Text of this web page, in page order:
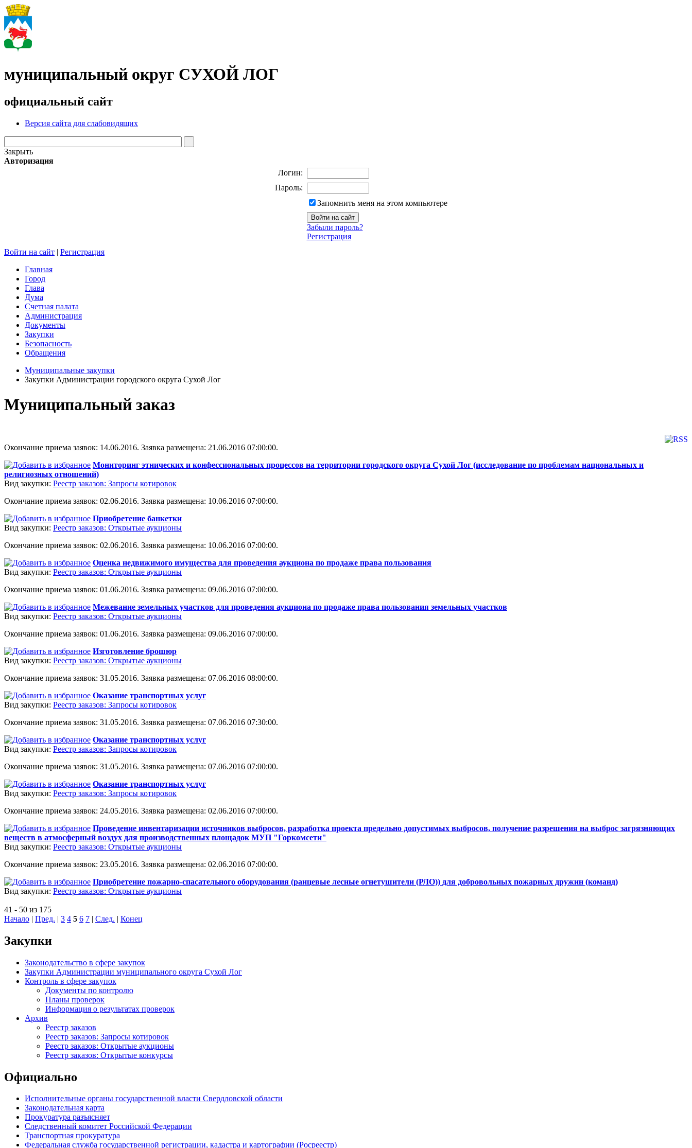
муниципальный округ СУХОЙ ЛОГ
официальный сайт
Версия сайта для слабовидящих
Закрыть
Авторизация
Логин:
Пароль:
Запомнить меня на этом компьютере
Забыли пароль?
Регистрация
Войти на сайт | Регистрация
Главная
Город
Глава
Дума
Счетная палата
Администрация
Документы
Закупки
Безопасность
Обращения
Муниципальные закупки
Закупки Администрации городского округа Сухой Лог
Муниципальный заказ
Окончание приема заявок: 14.06.2016. Заявка размещена: 21.06.2016 07:00:00.
Мониторинг этнических и конфессиональных процессов на территории городского округа Сухой Лог (исследование по проблемам национальных и
религиозных отношений)
Вид закупки: Реестр заказов: Запросы котировок
Окончание приема заявок: 02.06.2016. Заявка размещена: 10.06.2016 07:00:00.
Приобретение банкетки
Вид закупки: Реестр заказов: Открытые аукционы
Окончание приема заявок: 02.06.2016. Заявка размещена: 10.06.2016 07:00:00.
Оценка недвижимого имущества для проведения аукциона по продаже права пользования
Вид закупки: Реестр заказов: Открытые аукционы
Окончание приема заявок: 01.06.2016. Заявка размещена: 09.06.2016 07:00:00.
Межевание земельных участков для проведения аукциона по продаже права пользования земельных участков
Вид закупки: Реестр заказов: Открытые аукционы
Окончание приема заявок: 01.06.2016. Заявка размещена: 09.06.2016 07:00:00.
Изготовление брошюр
Вид закупки: Реестр заказов: Открытые аукционы
Окончание приема заявок: 31.05.2016. Заявка размещена: 07.06.2016 08:00:00.
Оказание транспортных услуг
Вид закупки: Реестр заказов: Запросы котировок
Окончание приема заявок: 31.05.2016. Заявка размещена: 07.06.2016 07:30:00.
Оказание транспортных услуг
Вид закупки: Реестр заказов: Запросы котировок
Окончание приема заявок: 31.05.2016. Заявка размещена: 07.06.2016 07:00:00.
Оказание транспортных услуг
Вид закупки: Реестр заказов: Запросы котировок
Окончание приема заявок: 24.05.2016. Заявка размещена: 02.06.2016 07:00:00.
Проведение инвентаризации источников выбросов, разработка проекта предельно допустимых выбросов, получение разрешения на выброс загрязняющих
веществ в атмосферный воздух для производственных площадок МУП "Горкомсети"
Вид закупки: Реестр заказов: Открытые аукционы
Окончание приема заявок: 23.05.2016. Заявка размещена: 02.06.2016 07:00:00.
Приобретение пожарно-спасательного оборудования (ранцевые лесные огнетушители (РЛО)) для добровольных пожарных дружин (команд)
Вид закупки: Реестр заказов: Открытые аукционы
41 - 50 из 175
Начало | Пред. | 3 4 5 6 7 | След. | Конец
Закупки
Законодательство в сфере закупок
Закупки Администрации муниципального округа Сухой Лог
Контроль в сфере закупок
Документы по контролю
Планы проверок
Информация о результатах проверок
Архив
Реестр заказов
Реестр заказов: Запросы котировок
Реестр заказов: Открытые аукционы
Реестр заказов: Открытые конкурсы
Официально
Исполнительные органы государственной власти Свердловской области
Законодательная карта
Прокуратура разъясняет
Следственный комитет Российской Федерации
Транспортная прокуратура
Федеральная служба государственной регистрации, кадастра и картографии (Росреестр)